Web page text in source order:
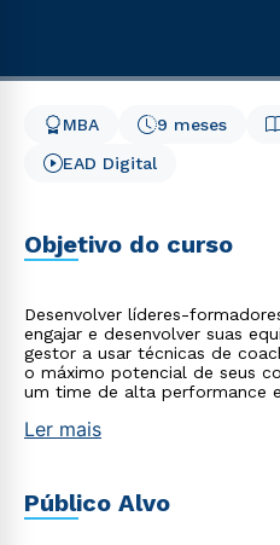
9 meses
MBA
EAD Digital
Objetivo do curso
Desenvolver líderes-
engajar e desenvolver suas
gestor a usar técnicas de
o máximo potencial de seus
um time de alta performance
Ler mais
Público Alvo